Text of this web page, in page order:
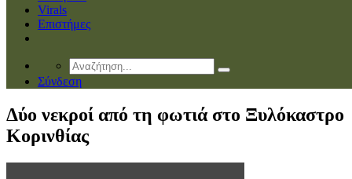
Virals
Επιστήμες
Σύνδεση
Δύο νεκροί από τη φωτιά στο Ξυλόκαστρο
Κορινθίας